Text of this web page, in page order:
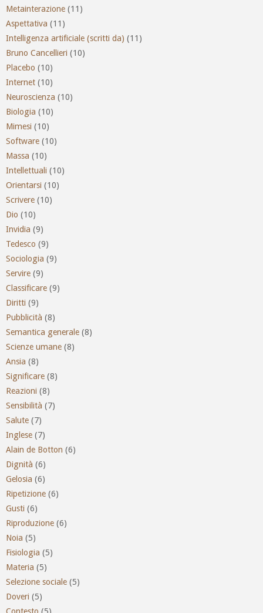
Metainterazione (11)
Aspettativa (11)
Intelligenza artificiale (scritti da) (11)
Bruno Cancellieri (10)
Placebo (10)
Internet (10)
Neuroscienza (10)
Biologia (10)
Mimesi (10)
Software (10)
Massa (10)
Intellettuali (10)
Orientarsi (10)
Scrivere (10)
Dio (10)
Invidia (9)
Tedesco (9)
Sociologia (9)
Servire (9)
Classificare (9)
Diritti (9)
Pubblicità (8)
Semantica generale (8)
Scienze umane (8)
Ansia (8)
Significare (8)
Reazioni (8)
Sensibilità (7)
Salute (7)
Inglese (7)
Alain de Botton (6)
Dignità (6)
Gelosia (6)
Ripetizione (6)
Gusti (6)
Riproduzione (6)
Noia (5)
Fisiologia (5)
Materia (5)
Selezione sociale (5)
Doveri (5)